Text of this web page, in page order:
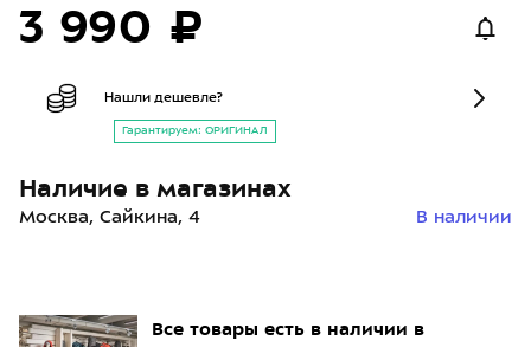
Все товары есть в наличии в
3 990 ₽
Нашли дешевле?
Гарантируем: ОРИГИНАЛ
Наличие в магазинах
Москва, Сайкина, 4 В наличии